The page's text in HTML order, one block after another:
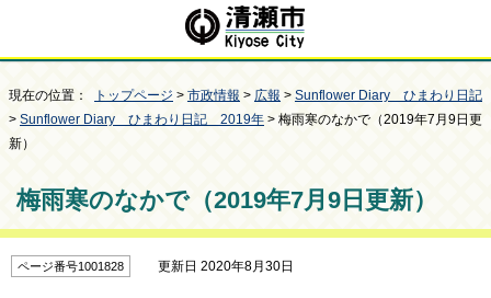
現在の位置： トップページ > 市政情報 > 広報 > Sunflower Diary ひまわり日記
> Sunflower Diary ひまわり日記 2019年 > 梅雨寒のなかで（2019年7月9日更
新）
梅雨寒のなかで（2019年7月9日更新）
ページ番号1001828 更新日 2020年8月30日